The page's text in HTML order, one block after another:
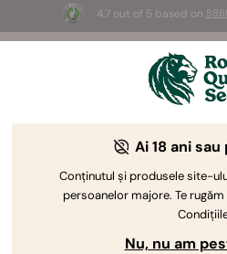
4.7 out of 5 based on
☀️ Summer Sales:
selected products! ⏤
Ai 18 ani
Conținutul și produsele site-
persoanelor majore. Te
Nu, nu am